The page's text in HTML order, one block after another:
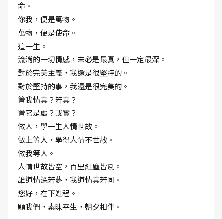
命。
你我，便是萬物。
萬物，便是使命。
這一生。
流淌的一切情感，未必是最真，但一定最深。
對於完美主義，我還是很堅持的。
對於堅持的事，我還是很完美的。
管我情真？若真？
管它是虛？或實？
做人，學一生人情世故。
做上等人，學得人情不世故。
做我等人。
人情世故皆空，百里紅塵皆風。
誰道情深若夢，我道情真若同。
您好，在下姓程。
願我們，素昧平生，朝夕相伴。